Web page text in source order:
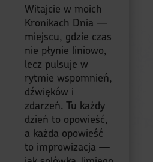
Witajcie w moich
Kronikach Dnia —
miejscu, gdzie czas
nie płynie liniowo,
lecz pulsuje w
rytmie wspomnień,
dźwięków i
zdarzeń. Tu każdy
dzień to opowieść,
a każda opowieść
to improwizacja —